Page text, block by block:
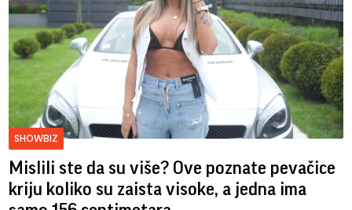
SHOWBIZ
Mislili ste da su više? Ove poznate pevačice
kriju koliko su zaista visoke, a jedna ima